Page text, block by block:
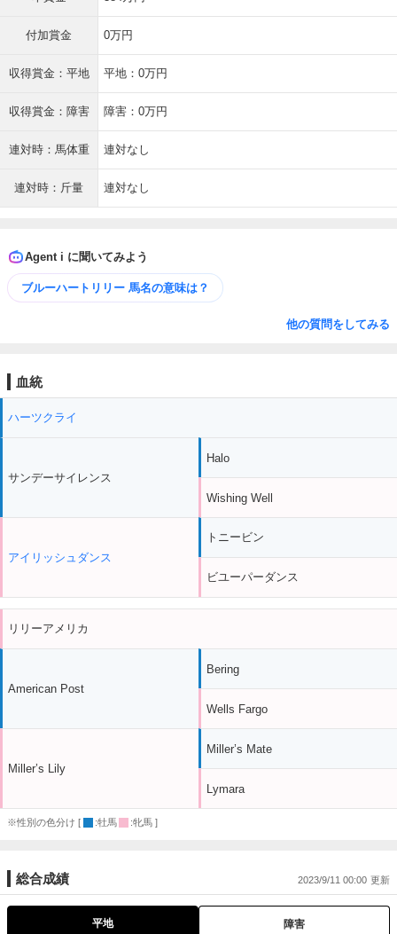
付加賞金 0万円
収得賞金：平地 平地：0万円
収得賞金：障害 障害：0万円
連対時：馬体重 連対なし
連対時：斤量 連対なし
Agent i に聞いてみよう
ブルーハートリリー 馬名の意味は？
他の質問をしてみる
血統
ハーツクライ
サンデーサイレンス
アイリッシュダンス
Halo
Wishing Well
トニービン
ビユーパーダンス
リリーアメリカ
American Post
Miller’s Lily
Bering
Wells Fargo
Miller’s Mate
Lymara
※性別の色分け [ :牡馬 :牝馬 ]
総合成績 2023/9/11 00:00
平地 障害